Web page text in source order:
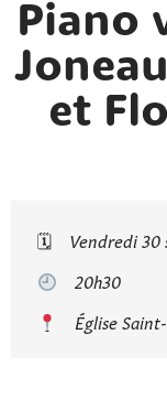
Piano
et
🗓
Vendredi 30
20h30
Église